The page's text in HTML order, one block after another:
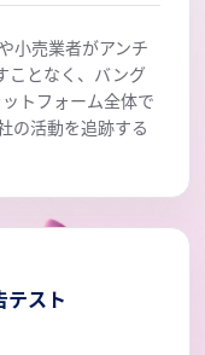
小売業者がアンチ
ことなく、バング
トフォーム全体で
の活動を追跡する
テスト